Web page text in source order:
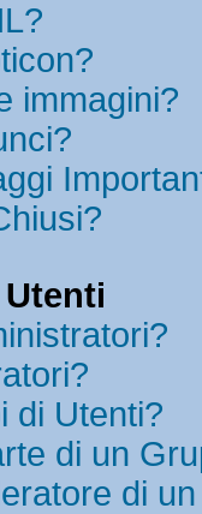
immagini?
di Utenti?
di un
di